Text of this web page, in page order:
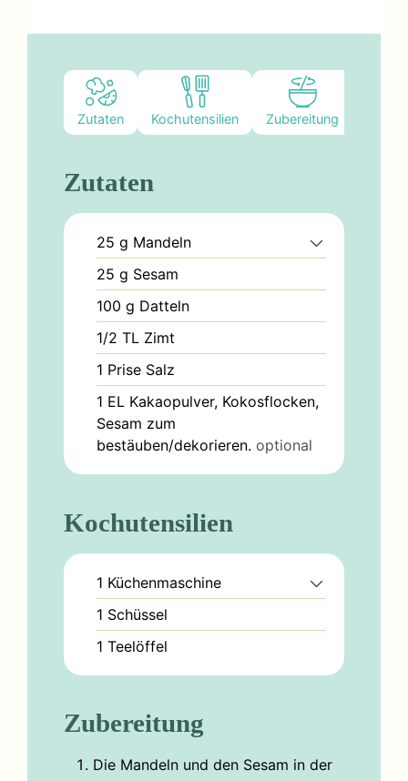
Zutaten Kochutensilien Zubereitung
Zutaten
25 g Mandeln
25 g Sesam
100 g Datteln
1/2 TL Zimt
1 Prise Salz
1 EL Kakaopulver, Kokosflocken,
Sesam zum
bestäuben/dekorieren. optional
Kochutensilien
1 Küchenmaschine
1 Schüssel
1 Teelöffel
Zubereitung
Die Mandeln und den Sesam in der